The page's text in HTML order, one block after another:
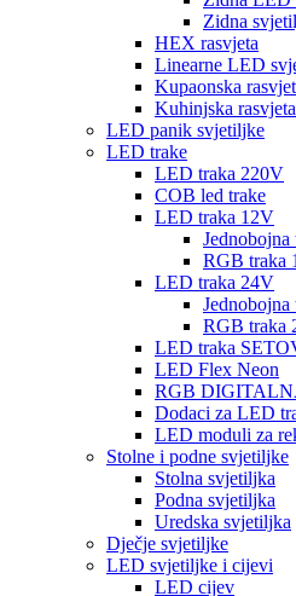
Zidna
HEX rasvjeta
Linearne LED
Kupaonska
Kuhinjska rasvjeta
LED panik svjetiljke
LED trake
LED traka 220V
COB led trake
LED traka 12V
RGB traka
LED traka 24V
RGB traka
LED traka
LED Flex Neon
RGB
Dodaci za LED
LED moduli za
Stolne i podne svjetiljke
Stolna svjetiljka
Podna svjetiljka
Uredska svjetiljka
Dječje svjetiljke
LED svjetiljke i cijevi
LED cijev